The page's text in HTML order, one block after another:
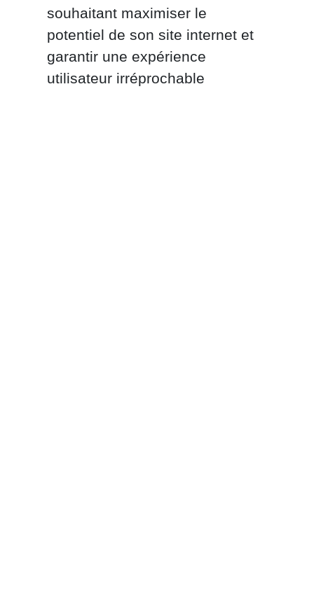
souhaitant maximiser le
potentiel de son site internet et
garantir une expérience
utilisateur irréprochable